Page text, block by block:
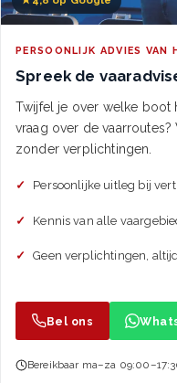
PERSOONLIJK ADVIES VAN
Spreek de
Twijfel je over welke boot
vraag over de
zonder verplichtingen.
Persoonlijke uitleg bij
Kennis van alle
Geen verplichtingen,
Bel ons
Bereikbaar ma–za